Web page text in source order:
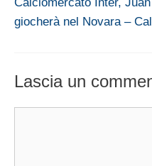
Calciomercato Inter,
giocherà nel Novara –
Lascia un